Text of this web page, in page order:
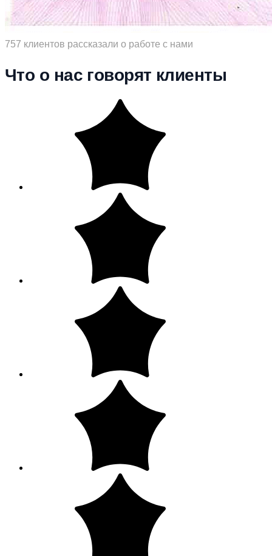
757 клиентов рассказали о работе с нами
Что о нас говорят клиенты